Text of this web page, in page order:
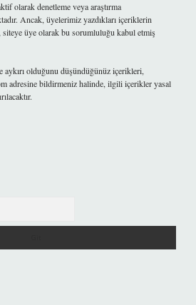
olarak denetleme veya araştırma
Ancak, üyelerimiz yazdıkları içeriklerin
üye olarak bu sorumluluğu kabul etmiş
aykırı olduğunu düşündüğünüz içerikleri,
adresine bildirmeniz halinde, ilgili içerikler yasal